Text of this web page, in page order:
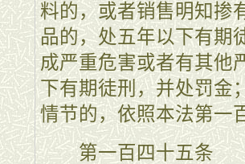
料的，或者销售明知掺
品的，处五年以下有期
成严重危害或者有其他
下有期徒刑，并处罚金
情节的，依照本法第一
第一百四十五条 【